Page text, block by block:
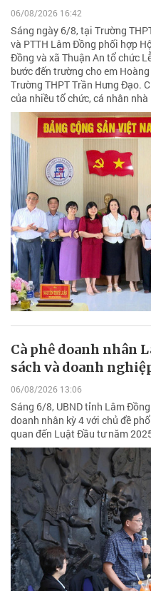
06/08/2026 16:42
Sáng ngày 6/8, tại Trường
và PTTH Lâm Đồng phối hợp
Đồng và xã Thuận An tổ chức
bước đến trường cho em
Trường THPT Trần Hưng Đạo.
của nhiều tổ chức, cá nhân
Cà phê doanh nhân
sách và doanh
06/08/2026 13:06
Sáng 6/8, UBND tỉnh Lâm
doanh nhân kỳ 4 với chủ đề
quan đến Luật Đầu tư năm